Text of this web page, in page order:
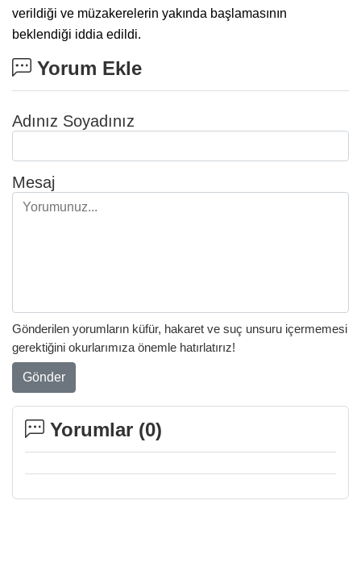
verildiği ve müzakerelerin yakında başlamasının
beklendiği iddia edildi.
Yorum Ekle
Adınız Soyadınız
Mesaj
Gönderilen yorumların küfür, hakaret ve suç unsuru içermemesi
gerektiğini okurlarımıza önemle hatırlatırız!
Gönder
Yorumlar (0)